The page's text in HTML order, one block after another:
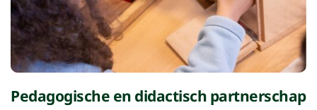
Pedagogische en didactisch partnerschap